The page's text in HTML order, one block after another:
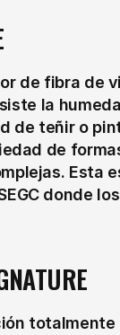
de fibra de
la
de teñir o
de
Esta
donde